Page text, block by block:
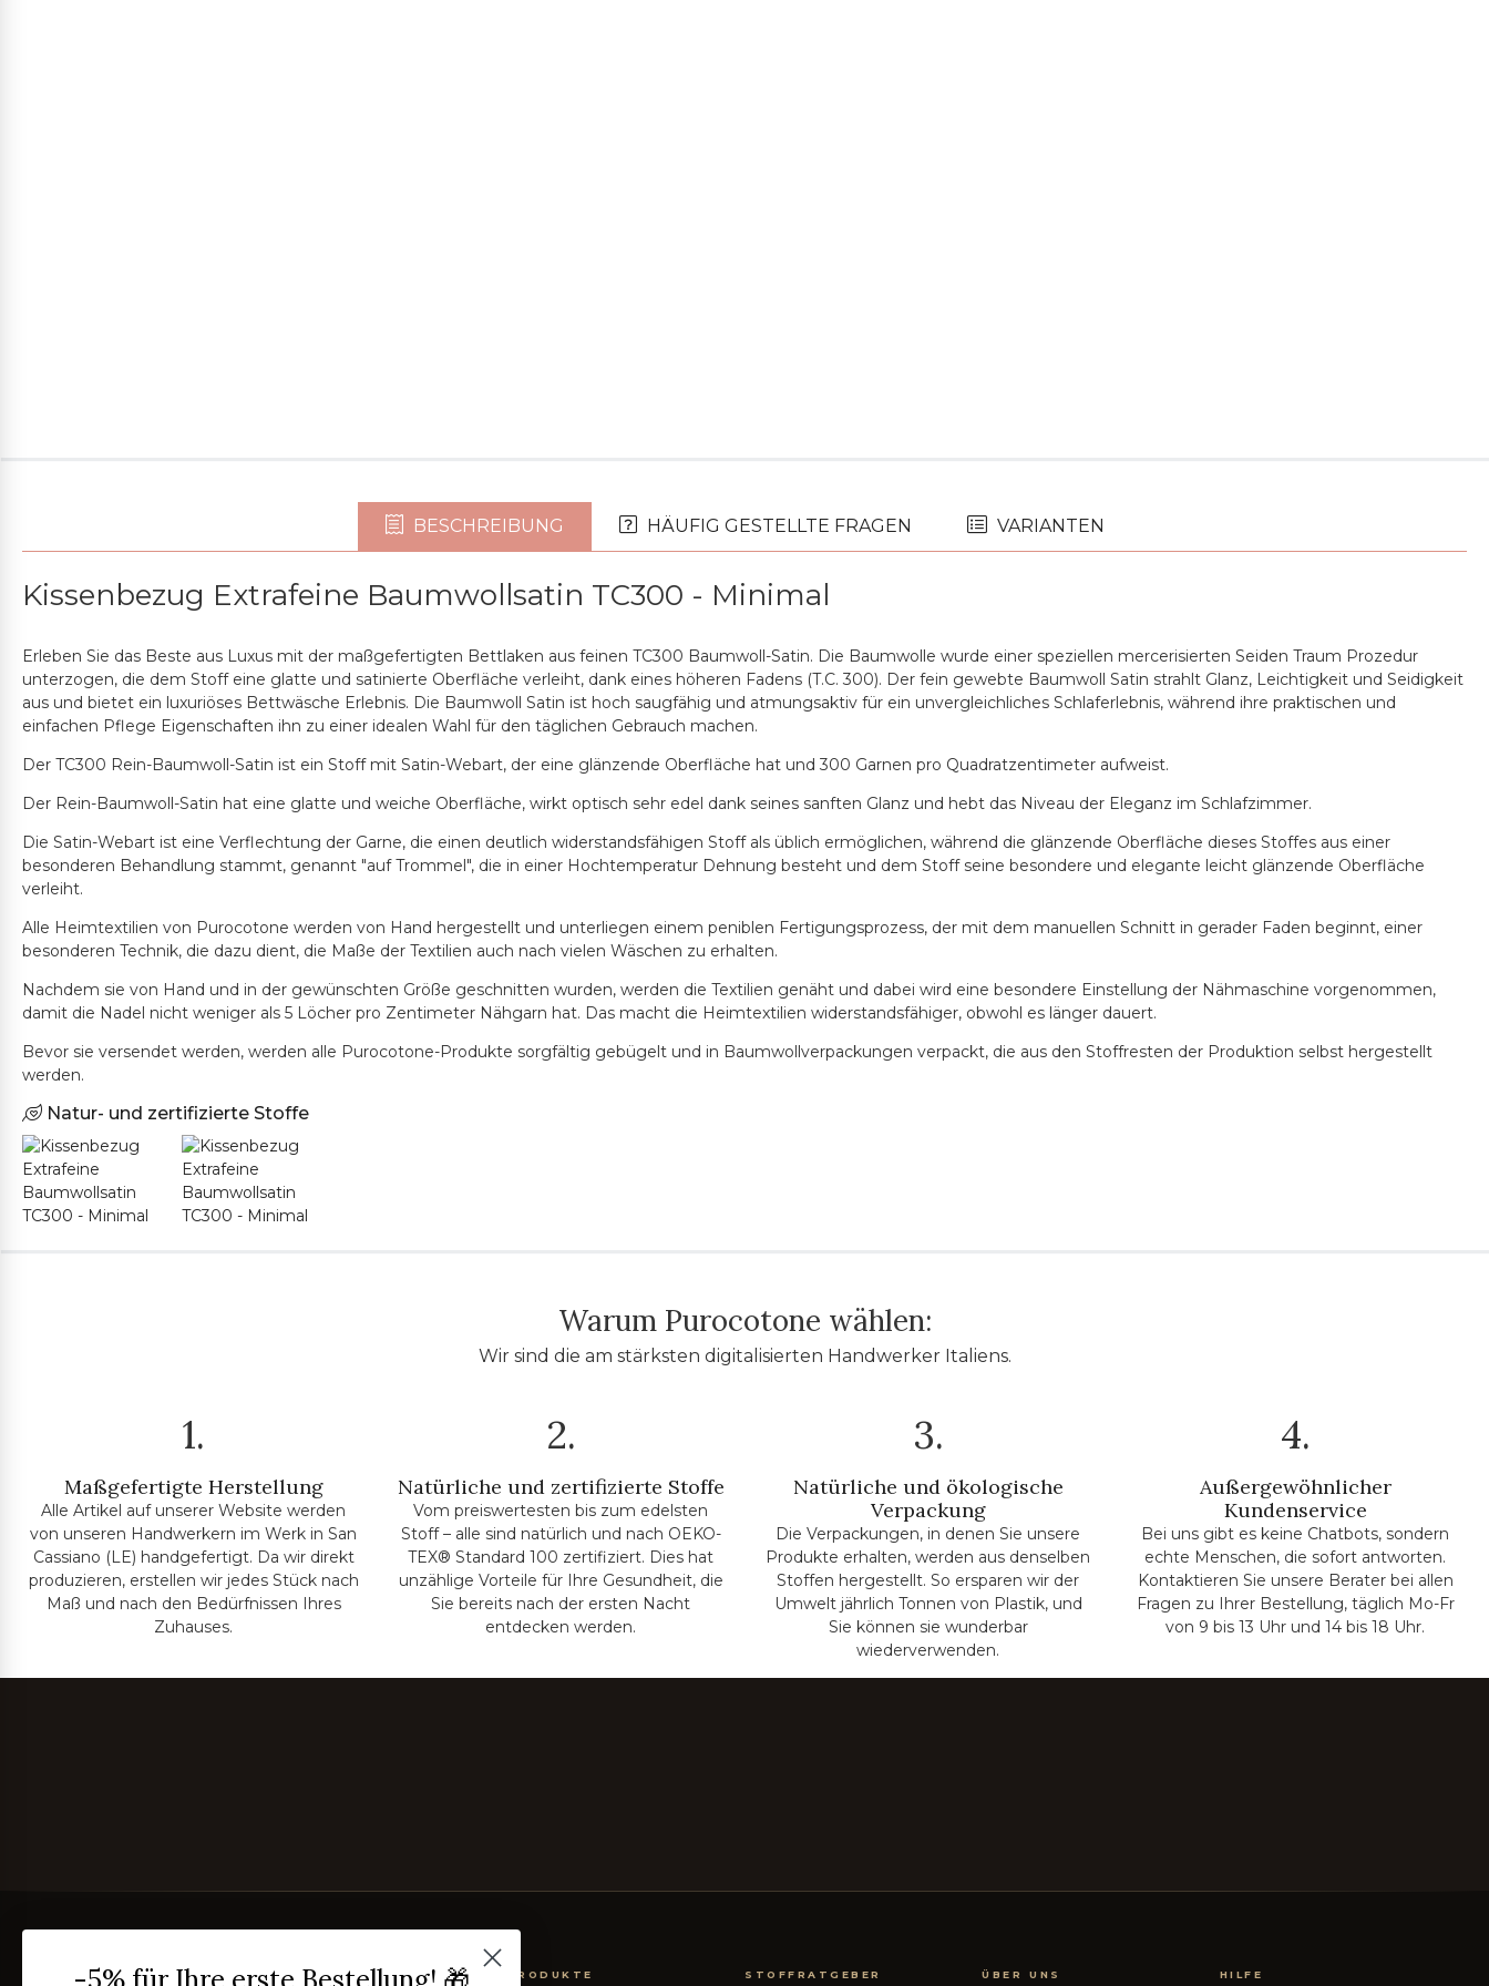
BESCHREIBUNG HÄUFIG GESTELLTE FRAGEN VARIANTEN
Kissenbezug Extrafeine Baumwollsatin TC300 - Minimal
Erleben Sie das Beste aus Luxus mit der maßgefertigten Bettlaken aus feinen TC300 Baumwoll-Satin. Die Baumwolle wurde einer speziellen mercerisierten Seiden Traum Prozedur
unterzogen, die dem Stoff eine glatte und satinierte Oberfläche verleiht, dank eines höheren Fadens (T.C. 300). Der fein gewebte Baumwoll Satin strahlt Glanz, Leichtigkeit und Seidigkeit
aus und bietet ein luxuriöses Bettwäsche Erlebnis. Die Baumwoll Satin ist hoch saugfähig und atmungsaktiv für ein unvergleichliches Schlaferlebnis, während ihre praktischen und
einfachen Pflege Eigenschaften ihn zu einer idealen Wahl für den täglichen Gebrauch machen.
Der TC300 Rein-Baumwoll-Satin ist ein Stoff mit Satin-Webart, der eine glänzende Oberfläche hat und 300 Garnen pro Quadratzentimeter aufweist.
Der Rein-Baumwoll-Satin hat eine glatte und weiche Oberfläche, wirkt optisch sehr edel dank seines sanften Glanz und hebt das Niveau der Eleganz im Schlafzimmer.
Die Satin-Webart ist eine Verflechtung der Garne, die einen deutlich widerstandsfähigen Stoff als üblich ermöglichen, während die glänzende Oberfläche dieses Stoffes aus einer
besonderen Behandlung stammt, genannt "auf Trommel", die in einer Hochtemperatur Dehnung besteht und dem Stoff seine besondere und elegante leicht glänzende Oberfläche
verleiht.
Alle Heimtextilien von Purocotone werden von Hand hergestellt und unterliegen einem peniblen Fertigungsprozess, der mit dem manuellen Schnitt in gerader Faden beginnt, einer
besonderen Technik, die dazu dient, die Maße der Textilien auch nach vielen Wäschen zu erhalten.
Nachdem sie von Hand und in der gewünschten Größe geschnitten wurden, werden die Textilien genäht und dabei wird eine besondere Einstellung der Nähmaschine vorgenommen,
damit die Nadel nicht weniger als 5 Löcher pro Zentimeter Nähgarn hat. Das macht die Heimtextilien widerstandsfähiger, obwohl es länger dauert.
Bevor sie versendet werden, werden alle Purocotone-Produkte sorgfältig gebügelt und in Baumwollverpackungen verpackt, die aus den Stoffresten der Produktion selbst hergestellt
werden.
Natur- und zertifizierte Stoffe
Warum Purocotone wählen:
Wir sind die am stärksten digitalisierten Handwerker Italiens.
1.
Maßgefertigte Herstellung
Alle Artikel auf unserer Website werden
von unseren Handwerkern im Werk in San
Cassiano (LE) handgefertigt. Da wir direkt
produzieren, erstellen wir jedes Stück nach
Maß und nach den Bedürfnissen Ihres
Zuhauses.
2.
Natürliche und zertifizierte Stoffe
Vom preiswertesten bis zum edelsten
Stoff – alle sind natürlich und nach OEKO-
TEX® Standard 100 zertifiziert. Dies hat
unzählige Vorteile für Ihre Gesundheit, die
Sie bereits nach der ersten Nacht
entdecken werden.
3.
Natürliche und ökologische
Verpackung
Die Verpackungen, in denen Sie unsere
Produkte erhalten, werden aus denselben
Stoffen hergestellt. So ersparen wir der
Umwelt jährlich Tonnen von Plastik, und
Sie können sie wunderbar
wiederverwenden.
4.
Außergewöhnlicher
Kundenservice
Bei uns gibt es keine Chatbots, sondern
echte Menschen, die sofort antworten.
Kontaktieren Sie unsere Berater bei allen
Fragen zu Ihrer Bestellung, täglich Mo-Fr
von 9 bis 13 Uhr und 14 bis 18 Uhr.
PRODUKTE STOFFRATGEBER ÜBER UNS HILFE